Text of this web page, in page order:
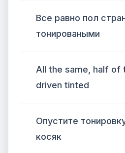
Все равно пол
тонироваными
All the same, half of
driven tinted
Опустите
косяк